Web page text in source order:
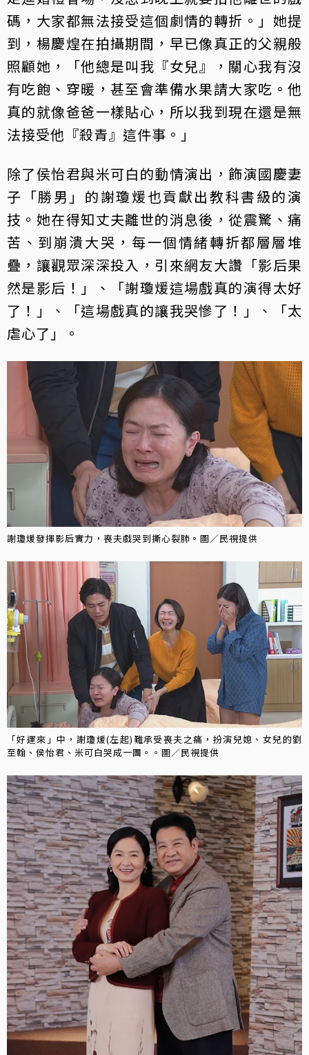
碼，大家都無法接受這個劇情的轉折。」她提
到，楊慶煌在拍攝期間，早已像真正的父親般
照顧她，「他總是叫我『女兒』，關心我有沒
有吃飽、穿暖，甚至會準備水果請大家吃。他
真的就像爸爸一樣貼心，所以我到現在還是無
法接受他『殺青』這件事。」
除了侯怡君與米可白的動情演出，飾演國慶妻
子「勝男」的謝瓊煖也貢獻出教科書級的演
技。她在得知丈夫離世的消息後，從震驚、痛
苦、到崩潰大哭，每一個情緒轉折都層層堆
疊，讓觀眾深深投入，引來網友大讚「影后果
然是影后！」、「謝瓊煖這場戲真的演得太好
了！」、「這場戲真的讓我哭慘了！」、「太
虐心了」。
謝瓊煖發揮影后實力，喪夫戲哭到撕心裂肺。圖／民視提供
「好運來」中，謝瓊煖(左起)難承受喪夫之痛，扮演兒媳、女兒的劉
至翰、侯怡君、米可白哭成一團。。圖／民視提供